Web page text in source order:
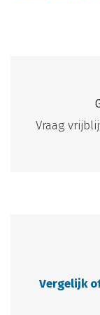
Vraag
Vergelijk